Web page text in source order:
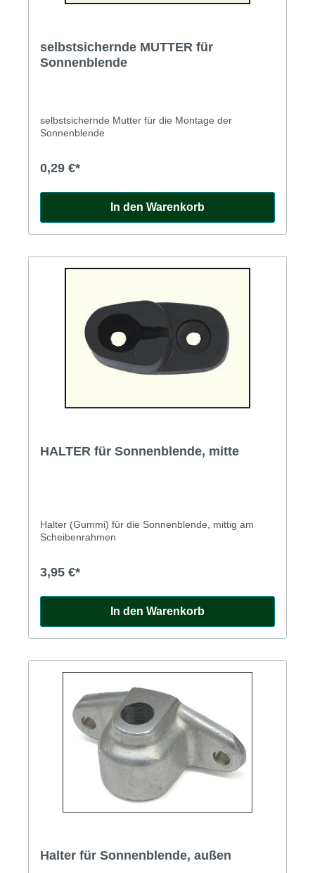
selbstsichernde MUTTER für
Sonnenblende
selbstsichernde Mutter für die Montage der
Sonnenblende
0,29 €*
In den Warenkorb
HALTER für Sonnenblende, mitte
Halter (Gummi) für die Sonnenblende, mittig am
Scheibenrahmen
3,95 €*
In den Warenkorb
Halter für Sonnenblende, außen